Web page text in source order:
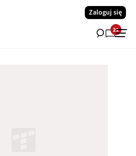
Zaloguj się
21